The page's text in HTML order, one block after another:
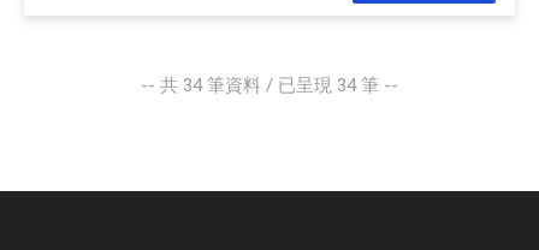
-- 共 34筆資料 / 已呈現 34筆 --